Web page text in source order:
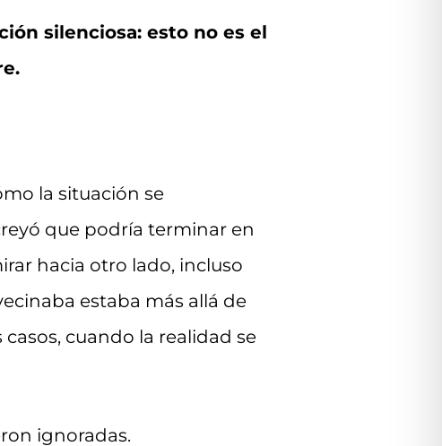
silenciosa: esto no es el
la situación se
que podría terminar en
hacia otro lado, incluso
estaba más allá de
cuando la realidad se
ignoradas.